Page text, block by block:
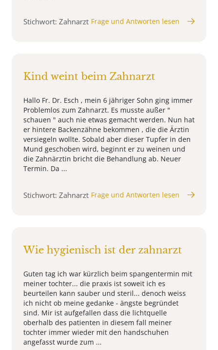
Stichwort: Zahnarzt Frage und Antworten lesen
Kind weint beim Zahnarzt
Hallo Fr. Dr. Esch , mein 6 jähriger Sohn ging immer
Problemlos zum Zahnarzt. Es musste außer "
schauen " auch nie etwas gemacht werden. Nun hat
er hintere Backenzähne bekommen , die die Ärztin
versiegeln wollte. Sobald aber dieser Tupfer in den
Mund geschoben wird, beginnt er zu weinen und
die Zahnärztin bricht die Behandlung ab. Neuer
Termin. Da ...
Stichwort: Zahnarzt Frage und Antworten lesen
Wie hygienisch ist der zahnarzt
Guten tag ich war kürzlich beim spangentermin mit
meiner tochter... die praxis ist soweit ich es
beurteilen kann sauber und steril... denoch weiss
ich nicht ob meine gedanke - ängste begründet
sind. Mir ist aufgefallen dass die lichtquelle
oberhalb des patienten in diesem fall meiner
tochter immer wieder mit den handschuhen
angefasst wurde zum ...